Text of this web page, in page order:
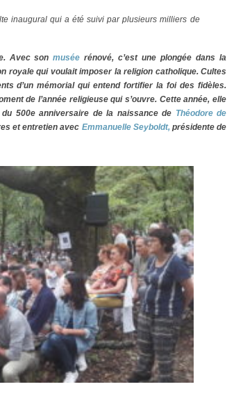
inaugural qui a été suivi par plusieurs milliers de
Avec sonmusée rénové, c’est une plongée dans la
royale qui voulait imposer la religion catholique. Cultes
d’un mémorial qui entend fortifier la foi des fidèles.
de l’année religieuse qui s’ouvre. Cette année, elle
500e anniversaire de la naissance de Théodore de
et entretien avec Emmanuelle Seyboldt,présidente de